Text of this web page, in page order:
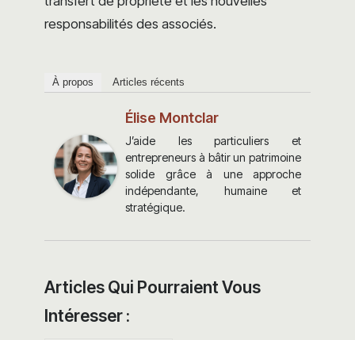
responsabilités des associés.
À propos Articles récents
Élise Montclar
J’aide les particuliers et
entrepreneurs à bâtir un patrimoine
solide grâce à une approche
indépendante, humaine et
stratégique.
Articles Qui Pourraient Vous
Intéresser :